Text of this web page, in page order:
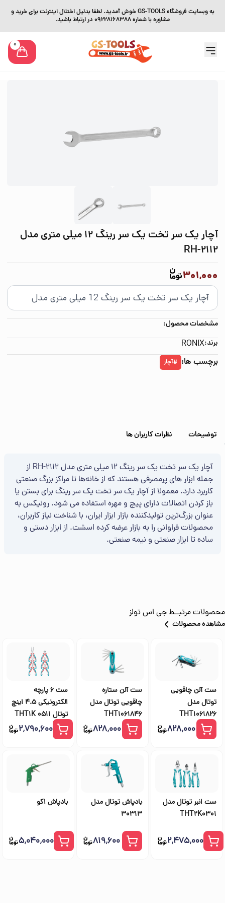
به وبسایت فروشگاه GS-TOOLS خوش آمدید. لطفا بدلیل اختلال اینترنت برای خرید و
مشاوره با شماره 09228168388 در ارتباط باشید.
0
آچار یک سر تخت یک سر رینگ 12 میلی متری مدل
RH-2112
301,000
مشخصات محصول:
برند:RONIX
برچسب ها: #آچار
توضیحات نظرات کاربران ها
آچار یک سر تخت یک سر رینگ 12 میلی متری مدل RH-2112 از
جمله ابزار های پرمصرفی هستند که از خانه‌ها تا مراکز بزرگ صنعتی
کاربرد دارد. معمولا از آچار یک سر تخت یک سر رینگ برای بستن یا
باز کردن اتصالات دارای پیچ و مهره استفاده می­ شود. رونیکس به
عنوان بزرگ‌ترین تولیدکننده بازار ابزار ایران، با شناخت نیاز کاربران،
محصولات فراوانی را به بازار عرضه کرده اسشت. از ابزار دستی و
ساده تا ابزار صنعتی و نیمه صنعتی.
محصولات مرتبــطجی اس تولز
مشاهده محصولات
ست آلن چاقویی
توتال مدل
THT1061826
۸۲۸٬۰۰۰
ست آلن ستاره
چاقویی توتال مدل
THT1061846
۸۲۸٬۰۰۰
ست 6 پارچه
الکترونیکی 4.5 اینچ
توتال THT1K 0511
۲٬۷۹۰٬۶۰۰
ست انبر توتال مدل
THT2K0301
۲٬۴۷۵٬۰۰۰
بادپاش توتال مدل
30313
۸۱۹٬۶۰۰
بادپاش اکو
۵٬۰۴۰٬۰۰۰